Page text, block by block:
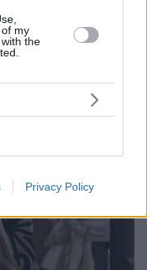
my
the
Privacy Policy